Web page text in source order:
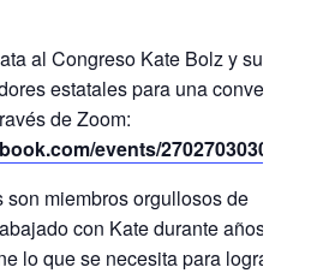
al Congreso Kate Bolz y sus
estatales para una
de Zoom:
events/
son miembros orgullosos de
con Kate durante años y
lo que se necesita para lograr un